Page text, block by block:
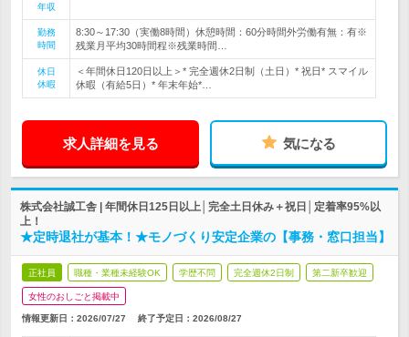
年収
勤務
時間
8:30～17:30（実働8時間）休憩時間：60分時間外労働有無：有※
残業月平均30時間程※残業時間…
休日
休暇
＜年間休日120日以上＞* 完全週休2日制（土日）* 祝日* スマイル
休暇（有給5日）* 年末年始*…
求人詳細を見る 気になる
株式会社誠工舎 | 年間休日125日以上│完全土日休み＋祝日│定着率95%以
上！
★定時退社が基本！★モノづくり安定企業の【事務・窓口担当】
正社員 職種・業種未経験OK 学歴不問 完全週休2日制 第二新卒歓迎
女性のおしごと掲載中
情報更新日：2026/07/27 終了予定日： 2026/08/27